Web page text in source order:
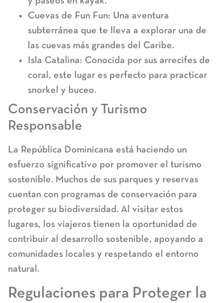
Cuevas de Fun Fun: Una aventura
subterránea que te lleva a explorar una de
las cuevas más grandes del Caribe.
Isla Catalina: Conocida por sus arrecifes de
coral, este lugar es perfecto para practicar
snorkel y buceo.
Conservación y Turismo
Responsable
La República Dominicana está haciendo un
esfuerzo significativo por promover el turismo
sostenible. Muchos de sus parques y reservas
cuentan con programas de conservación para
proteger su biodiversidad. Al visitar estos
lugares, los viajeros tienen la oportunidad de
contribuir al desarrollo sostenible, apoyando a
comunidades locales y respetando el entorno
natural.
Regulaciones para Proteger la